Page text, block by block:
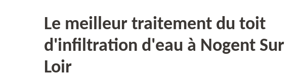
Le meilleur traitement du toit
d'infiltration d'eau à Nogent Sur
Loir